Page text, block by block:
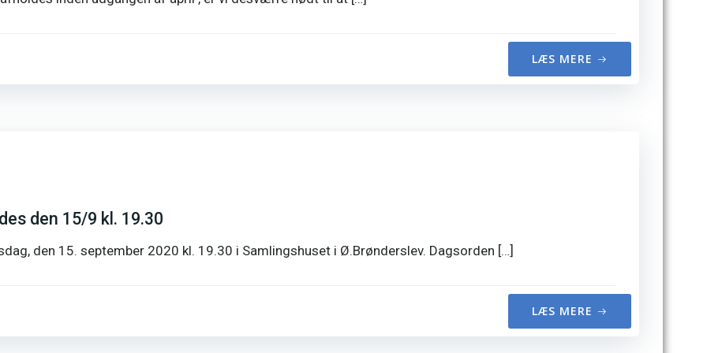
LÆS MERE
den 15/9 kl. 19.30
den 15. september 2020 kl. 19.30 i Samlingshuset i Ø.Brønderslev. Dagsorden […]
LÆS MERE